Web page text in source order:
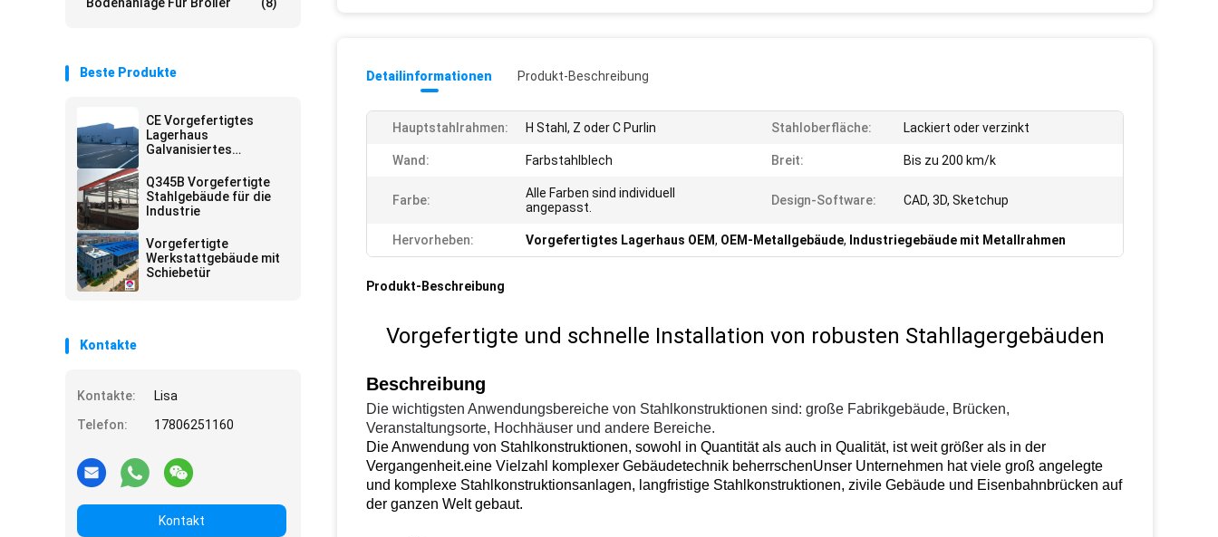
Beste Produkte
CE Vorgefertigtes
Lagerhaus
Galvanisiertes
Geschweißtes H-Typ
Stahl
Q345B Vorgefertigte
Stahlgebäude für die
Industrie
Vorgefertigte
Werkstattgebäude mit
Schiebetür
Kontakte
Kontakte:
Lisa
Telefon:
17806251160
Kontakt
Detailinformationen Produkt-Beschreibung
Hauptstahlrahmen: H Stahl, Z oder C Purlin Stahloberfläche: Lackiert oder verzinkt
Wand: Farbstahlblech Breit: Bis zu 200 km/k
Farbe:
Alle Farben sind individuell
angepasst.
Design-Software: CAD, 3D, Sketchup
Hervorheben: Vorgefertigtes Lagerhaus OEM, OEM-Metallgebäude, Industriegebäude mit Metallrahmen
Produkt-Beschreibung
Vorgefertigte und schnelle Installation von robusten Stahllagergebäuden
Beschreibung
Die wichtigsten Anwendungsbereiche von Stahlkonstruktionen sind: große Fabrikgebäude, Brücken,
Veranstaltungsorte, Hochhäuser und andere Bereiche.
Die Anwendung von Stahlkonstruktionen, sowohl in Quantität als auch in Qualität, ist weit größer als in der
Vergangenheit.eine Vielzahl komplexer Gebäudetechnik beherrschenUnser Unternehmen hat viele groß angelegte
und komplexe Stahlkonstruktionsanlagen, langfristige Stahlkonstruktionen, zivile Gebäude und Eisenbahnbrücken auf
der ganzen Welt gebaut.